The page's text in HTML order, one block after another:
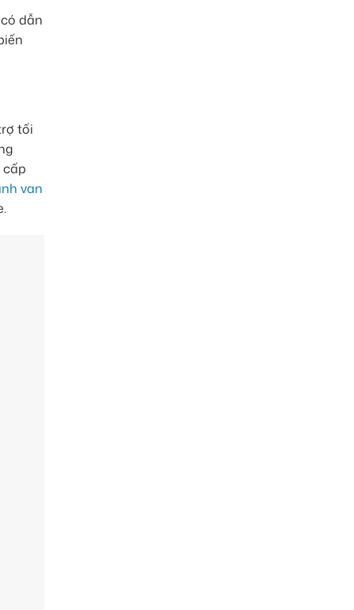
dẫn
tối
cấp
van